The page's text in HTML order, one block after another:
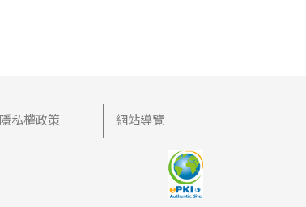
隱私權政策 網站導覽